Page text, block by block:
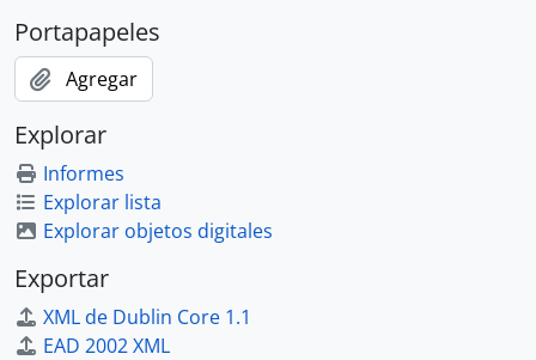
Portapapeles
Agregar
Explorar
Informes
Explorar lista
Explorar objetos digitales
Exportar
XML de Dublin Core 1.1
EAD 2002 XML